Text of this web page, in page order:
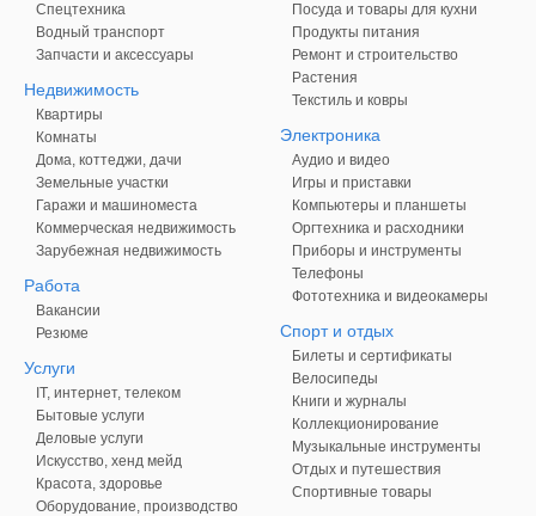
Спецтехника
Водный транспорт
Запчасти и аксессуары
Недвижимость
Квартиры
Комнаты
Дома, коттеджи, дачи
Земельные участки
Гаражи и машиноместа
Коммерческая недвижимость
Зарубежная недвижимость
Работа
Вакансии
Резюме
Услуги
IT, интернет, телеком
Бытовые услуги
Деловые услуги
Искусство, хенд мейд
Красота, здоровье
Оборудование, производство
Посуда и товары для кухни
Продукты питания
Ремонт и строительство
Растения
Текстиль и ковры
Электроника
Аудио и видео
Игры и приставки
Компьютеры и планшеты
Оргтехника и расходники
Приборы и инструменты
Телефоны
Фототехника и видеокамеры
Спорт и отдых
Билеты и сертификаты
Велосипеды
Книги и журналы
Коллекционирование
Музыкальные инструменты
Отдых и путешествия
Спортивные товары